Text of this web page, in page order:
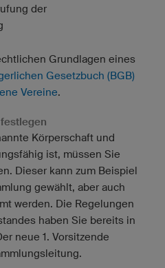
der
Grundlagen eines
Gesetzbuch (BGB)
Vereine.
Körperschaft und
ist, müssen Sie
Dieser kann zum Beispiel
gewählt, aber auch
werden. Die Regelungen
haben Sie bereits in
neue 1. Vorsitzende